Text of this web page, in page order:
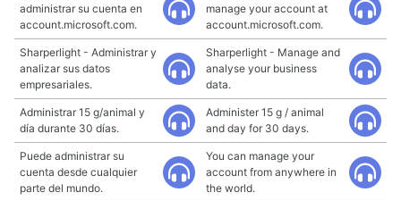
administrar su cuenta en
account.microsoft.com.
manage your account at
account.microsoft.com.
Sharperlight - Administrar y
analizar sus datos
empresariales.
Sharperlight - Manage and
analyse your business
data.
Administrar 15 g/animal y
día durante 30 días.
Administer 15 g / animal
and day for 30 days.
Puede administrar su
cuenta desde cualquier
parte del mundo.
You can manage your
account from anywhere in
the world.